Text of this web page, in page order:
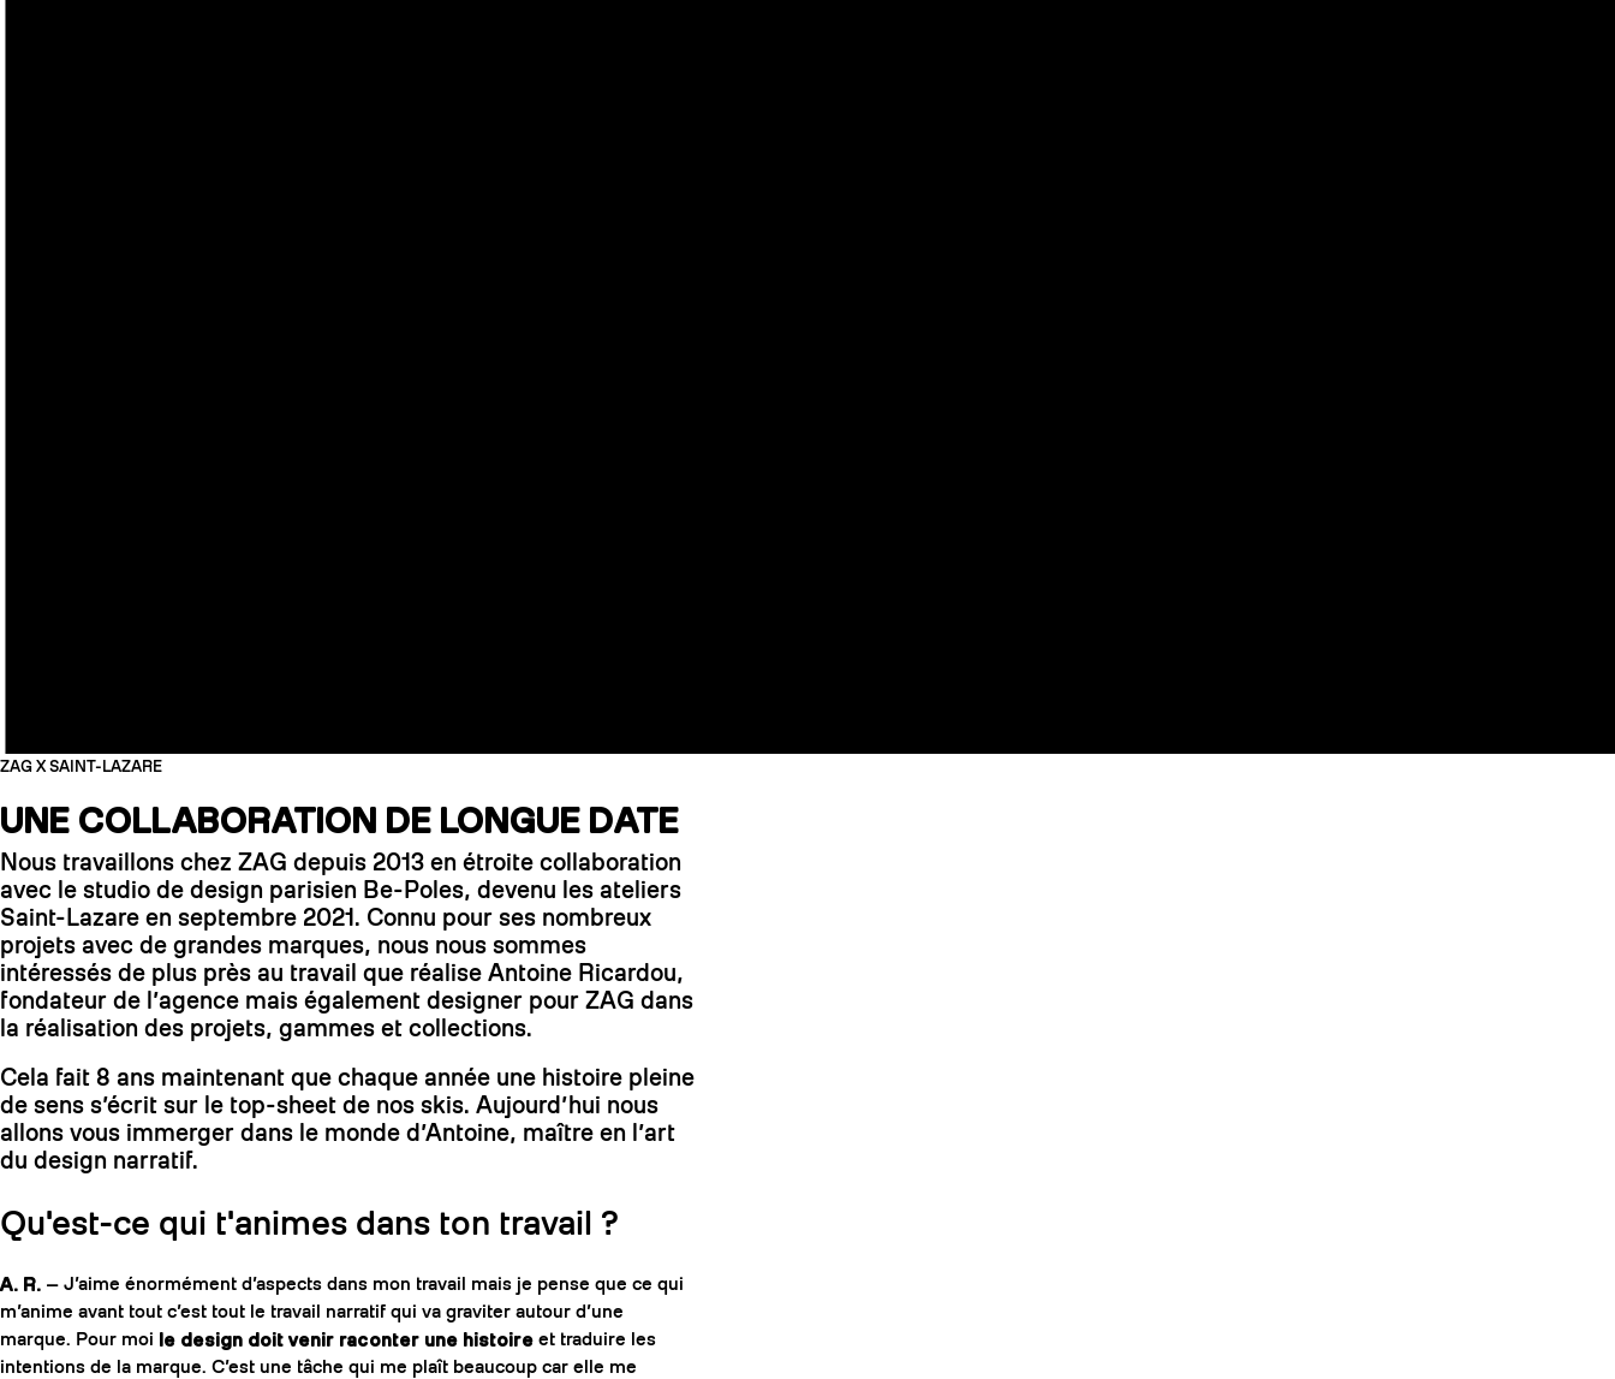
ZAG X SAINT-LAZARE
UNE COLLABORATION DE LONGUE DATE
Nous travaillons chez ZAG depuis 2013 en étroite collaboration
avec le studio de design parisien Be-Poles, devenu les ateliers
Saint-Lazare en septembre 2021. Connu pour ses nombreux
projets avec de grandes marques, nous nous sommes
intéressés de plus près au travail que réalise Antoine Ricardou,
fondateur de l’agence mais également designer pour ZAG dans
la réalisation des projets, gammes et collections.
Cela fait 8 ans maintenant que chaque année une histoire pleine
de sens s’écrit sur le top-sheet de nos skis. Aujourd’hui nous
allons vous immerger dans le monde d’Antoine, maître en l’art
du design narratif.
Qu'est-ce qui t'animes dans ton travail ?
A. R. — J’aime énormément d’aspects dans mon travail mais je pense que ce qui
m’anime avant tout c’est tout le travail narratif qui va graviter autour d’une
marque. Pour moi le design doit venir raconter une histoire et traduire les
intentions de la marque. C’est une tâche qui me plaît beaucoup car elle me